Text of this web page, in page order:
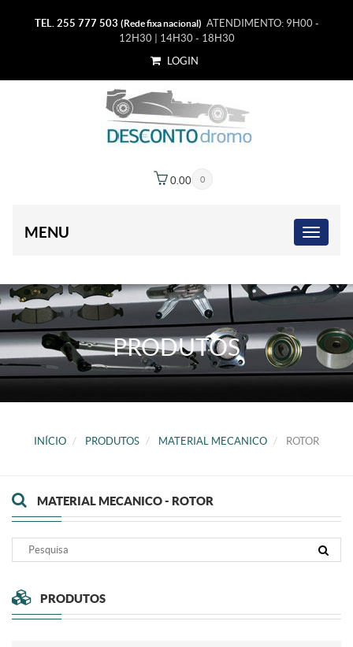
TEL. 255 777 503 (Rede fixa nacional) ATENDIMENTO: 9H00 -
12H30 | 14H30 - 18H30
LOGIN
0
0.00
MENU
PRODUTOS
INÍCIO PRODUTOS MATERIAL MECANICO ROTOR
MATERIAL MECANICO - ROTOR
PRODUTOS